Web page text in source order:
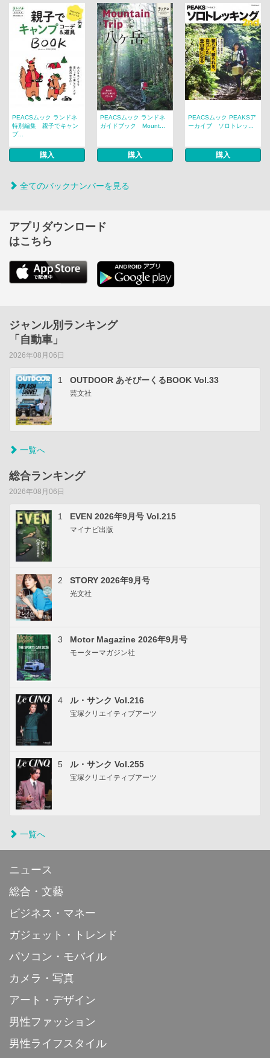
PEACSムック ランドネ
特別編集 親子でキャン
プ...
購入
PEACSムック ランドネ
ガイドブック Mount...
購入
PEACSムック PEAKSア
ーカイブ ソロトレッ...
購入
全てのバックナンバーを見る
アプリダウンロード
はこちら
ジャンル別ランキング
「自動車」
2026年08月06日
1 OUTDOOR あそびーくるBOOK Vol.33
芸文社
一覧へ
総合ランキング
2026年08月06日
1 EVEN 2026年9月号 Vol.215
マイナビ出版
2 STORY 2026年9月号
光文社
3 Motor Magazine 2026年9月号
モーターマガジン社
4 ル・サンク Vol.216
宝塚クリエイティブアーツ
5 ル・サンク Vol.255
宝塚クリエイティブアーツ
一覧へ
ニュース
総合・文藝
ビジネス・マネー
ガジェット・トレンド
パソコン・モバイル
カメラ・写真
アート・デザイン
男性ファッション
男性ライフスタイル